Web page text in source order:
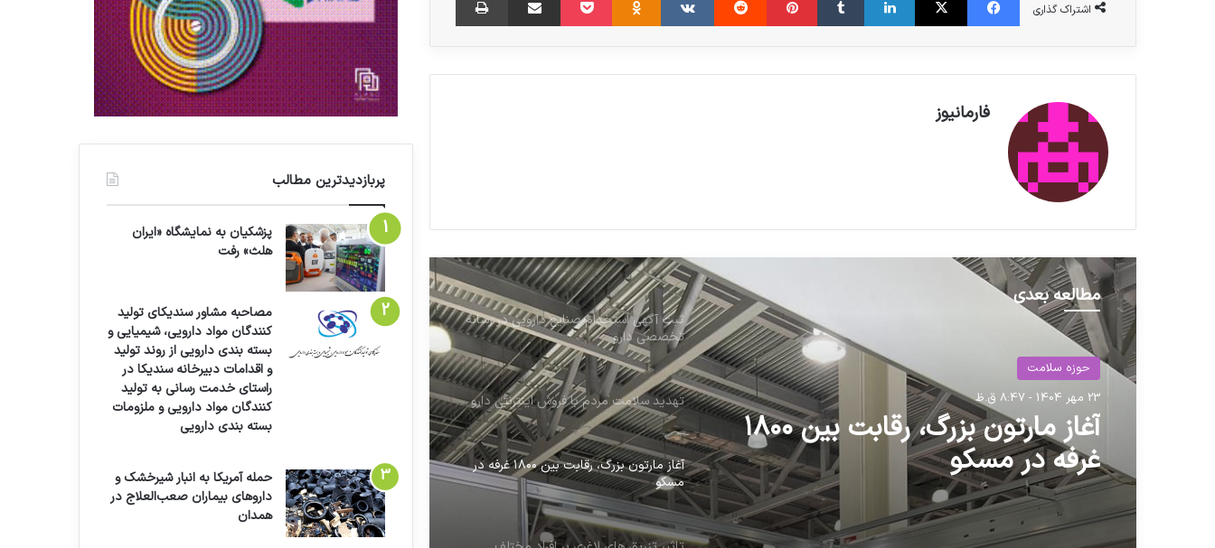
اشتراک گذاری
فارمانیوز
مطالعه بعدی
حوزه سلامت
23 مهر 1404 - 8:47 ق.ظ
آغاز مارتون بزرگ، رقابت بین ۱۸۰۰
غرفه در مسکو
آغاز مارتون بزرگ، رقابت بین ۱۸۰۰ غرفه در
مسکو
دارو می کنند
ثبت آگهی استخدام صنایع دارویی در رسانه
تخصصی دارو
تهدید سلامت مردم با فروش اینترنتی دارو
آغاز مارتون بزرگ، رقابت بین ۱۸۰۰ غرفه در
مسکو
پربازدیدترین مطالب
پزشکیان به نمایشگاه «ایران
هلث» رفت
مصاحبه مشاور سندیکای تولید
کنندگان مواد دارویی، شیمیایی و
بسته بندی دارویی از روند تولید
و اقدامات دبیرخانه سندیکا در
راستای خدمت رسانی به تولید
کنندگان مواد دارویی و ملزومات
بسته بندی دارویی
حمله آمریکا به انبار شیرخشک و
داروهای بیماران صعب‌العلاج در
همدان